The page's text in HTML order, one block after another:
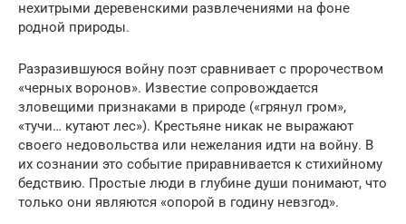
нехитрыми деревенскими развлечениями на фоне
родной природы.
Разразившуюся войну поэт сравнивает с пророчеством
«черных воронов». Известие сопровождается
зловещими признаками в природе («грянул гром»,
«тучи… кутают лес»). Крестьяне никак не выражают
своего недовольства или нежелания идти на войну. В
их сознании это событие приравнивается к стихийному
бедствию. Простые люди в глубине души понимают, что
только они являются «опорой в годину невзгод».